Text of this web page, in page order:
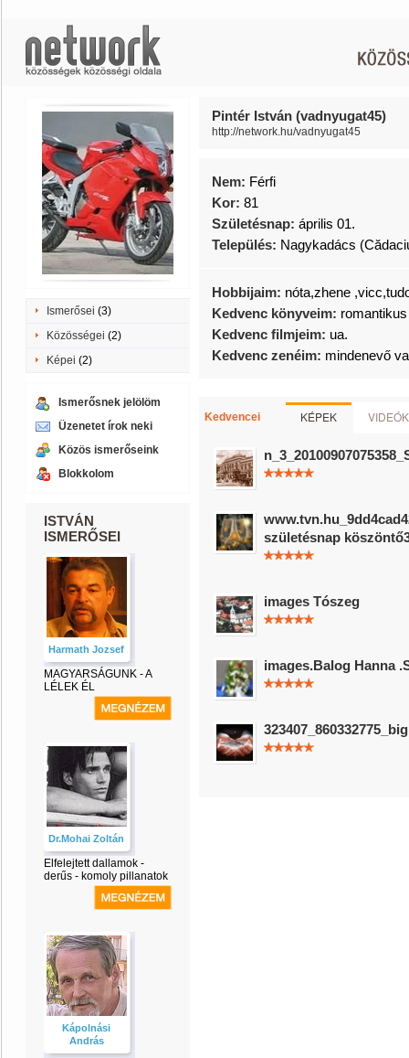
Ismerősei (3)
Közösségei (2)
Képei (2)
Ismerősnek jelölöm
Üzenetet írok neki
Közös ismerőseink
Blokkolom
ISTVÁN
ISMERŐSEI
Harmath Jozsef
MAGYARSÁGUNK - A
LÉLEK ÉL
Dr.Mohai Zoltán
Elfelejtett dallamok -
derűs - komoly pillanatok
Kápolnási
András
Pintér István (vadnyugat45)
http://network.hu/vadnyugat45
Nem: Férfi
Kor: 81
Születésnap: április 01.
Település: Nagykadács
Hobbijaim: nóta,zhene
Kedvenc könyveim: romantikus
Kedvenc filmjeim: ua.
Kedvenc zenéim: mindenevő
Kedvencei KÉPEK VIDEÓK
születésnap
images Tószeg
images.Balog Hanna
323407_860332775_big